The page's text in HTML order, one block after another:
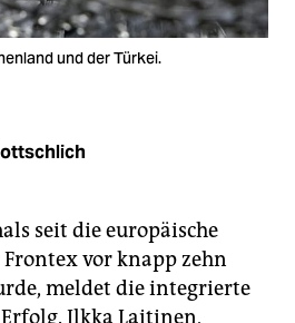
und der Türkei.
seit die europäische
vor knapp zehn
meldet die integrierte
Ilkka Laitinen,